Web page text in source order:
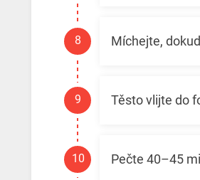
Míchejte,
Těsto vlijte do
Pečte 40–45